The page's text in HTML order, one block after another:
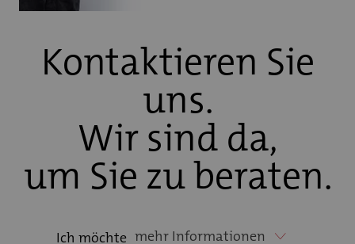
Kontaktieren Sie
uns.
Wir sind da,
um Sie zu beraten.
Ich möchte mehr Informationen